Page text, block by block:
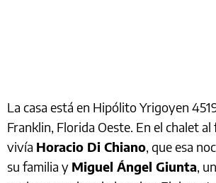
La casa está en Hipólito Yrigoyen
Franklin, Florida Oeste. En el chalet
vivía Horacio Di Chiano, que esa
su familia y Miguel Ángel Giunta, un